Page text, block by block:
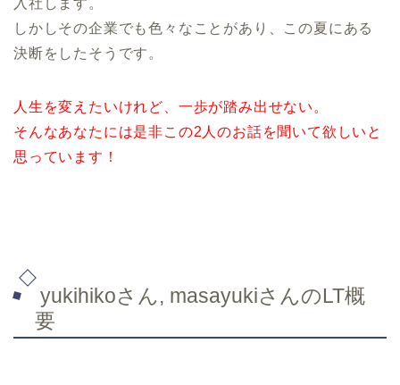
しかしその企業でも色々なことがあり、この夏にある
決断をしたそうです。
人生を変えたいけれど、一歩が踏み出せない。
そんなあなたには是非この2人のお話を聞いて欲しいと
思っています！
yukihikoさん, masayukiさんのLT概
要